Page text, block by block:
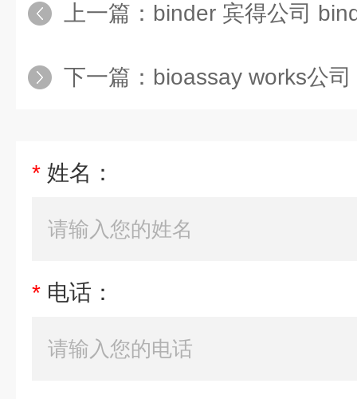
上一篇： binder 宾得公司
下一篇： bioassay works公
* 姓名：
* 电话：